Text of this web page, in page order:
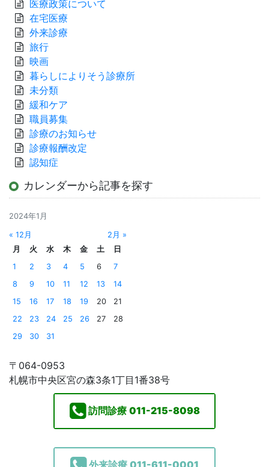
医療政策について
在宅医療
外来診療
旅行
映画
暮らしによりそう診療所
未分類
緩和ケア
職員募集
診療のお知らせ
診療報酬改定
認知症
カレンダーから記事を探す
2024年1月
« 12月
2月 »
月
火 水 木 金 土
日
1
2 3 4 5 6
7
8
9 10 11 12 13
14
15
16 17 18 19 20
21
22
23 24 25 26 27
28
29
30 31
〒064-0953
札幌市中央区宮の森3条1丁目1番38号
訪問診療 011-215-8098
外来診療 011-611-0001